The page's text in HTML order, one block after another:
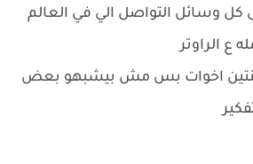
كل وسائل التواصل الي في العالم
ع الراوتر
اخوات بس مش بيشبهو بعض